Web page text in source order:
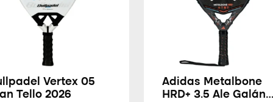
Vertex 05
Tello 2026
Adidas Metalbone
HRD+ 3.5 Ale Galán